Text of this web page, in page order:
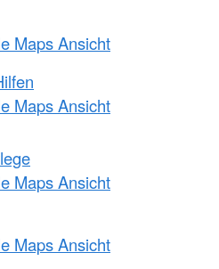
Maps Ansicht
Maps Ansicht
Maps Ansicht
Maps Ansicht